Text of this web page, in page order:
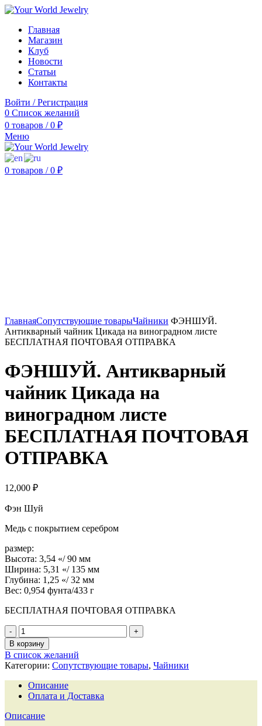
Главная
Магазин
Клуб
Новости
Статьи
Контакты
Войти / Регистрация
0 Список желаний
0 товаров / 0 ₽
Меню
0 товаров / 0 ₽
ГлавнаяСопутствующие товарыЧайники ФЭНШУЙ.
Антикварный чайник Цикада на виноградном листе
БЕСПЛАТНАЯ ПОЧТОВАЯ ОТПРАВКА
ФЭНШУЙ. Антикварный
чайник Цикада на
виноградном листе
БЕСПЛАТНАЯ ПОЧТОВАЯ
ОТПРАВКА
12,000 ₽
Фэн Шуй
Медь с покрытием серебром
размер:
Высота: 3,54 «/ 90 мм
Ширина: 5,31 «/ 135 мм
Глубина: 1,25 «/ 32 мм
Вес: 0,954 фунта/433 г
БЕСПЛАТНАЯ ПОЧТОВАЯ ОТПРАВКА
В корзину
В список желаний
Категории: Сопутствующие товары, Чайники
Описание
Оплата и Доставка
Описание